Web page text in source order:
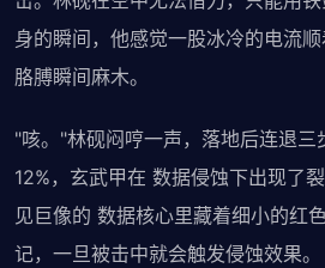
身的瞬间，他感觉一股冰冷的电流
胳膊瞬间麻木。
"咳。"林砚闷哼一声，落地后连退三
12%，玄武甲在 数据侵蚀下出现了
见巨像的 数据核心里藏着细小的红
记，一旦被击中就会触发侵蚀效果。